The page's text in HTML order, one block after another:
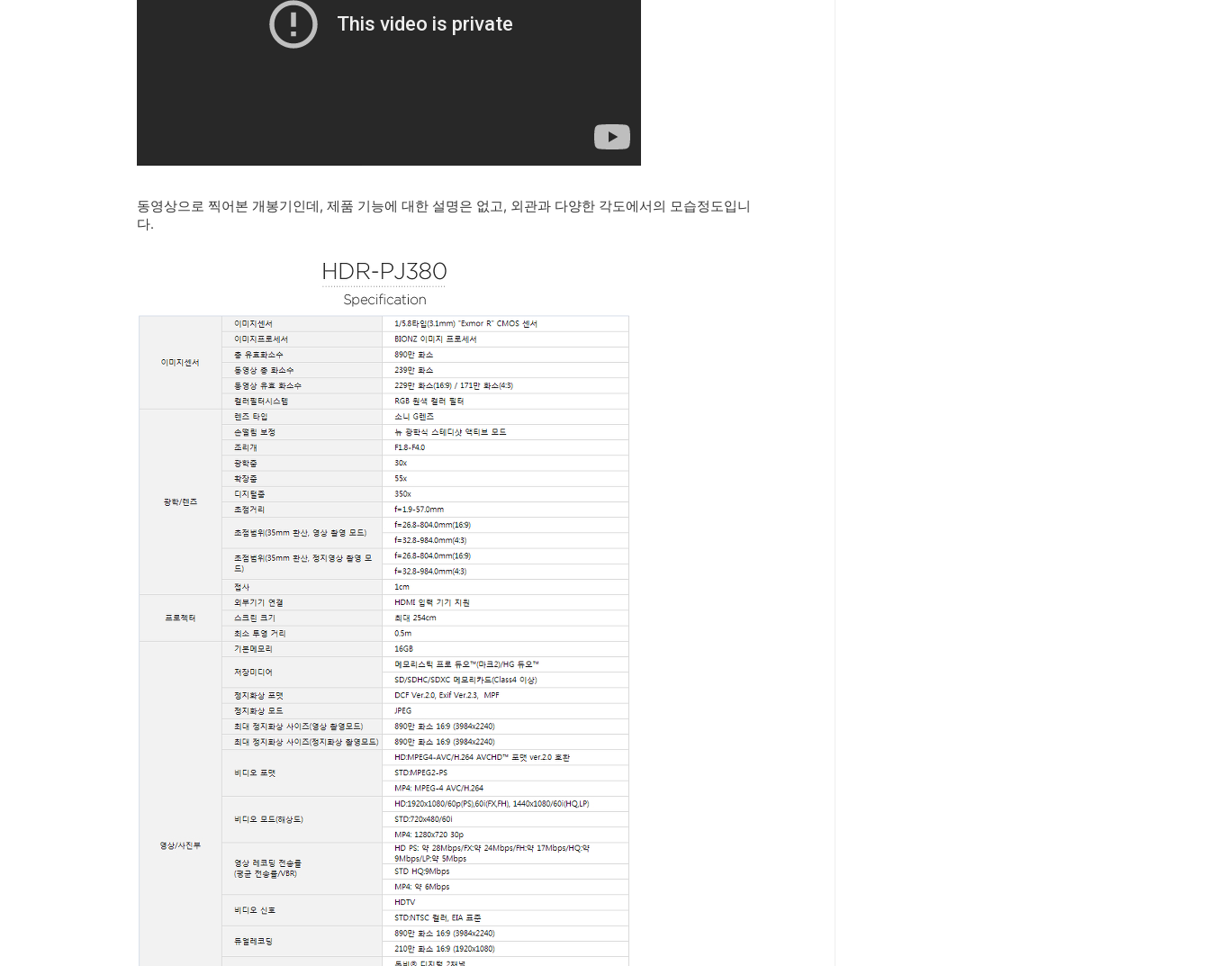
동영상으로 찍어본 개봉기인데, 제품 기능에 대한 설명은 없고, 외관과 다양한 각도에서의 모습정도입니
다.